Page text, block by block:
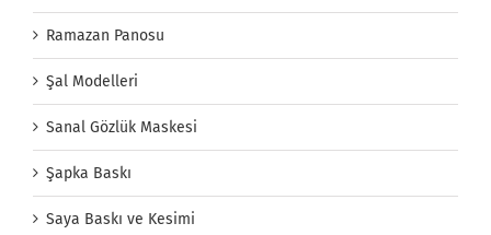
Ramazan Panosu
Şal Modelleri
Sanal Gözlük Maskesi
Şapka Baskı
Saya Baskı ve Kesimi